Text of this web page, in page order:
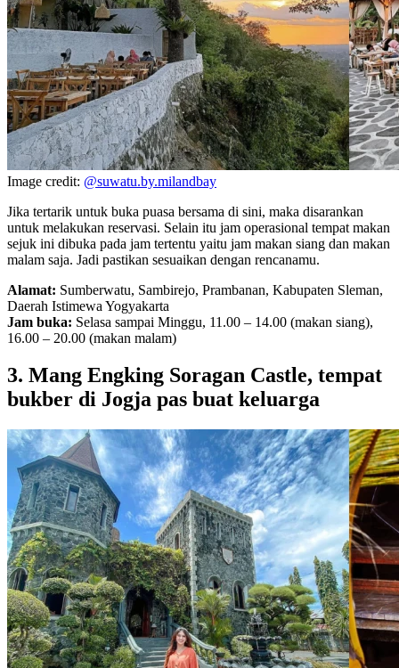
Image credit: @suwatu.by.milandbay
Jika tertarik untuk buka puasa bersama di sini, maka disarankan
untuk melakukan reservasi. Selain itu jam operasional tempat makan
sejuk ini dibuka pada jam tertentu yaitu jam makan siang dan makan
malam saja. Jadi pastikan sesuaikan dengan rencanamu.
Alamat: Sumberwatu, Sambirejo, Prambanan, Kabupaten Sleman,
Daerah Istimewa Yogyakarta
Jam buka: Selasa sampai Minggu, 11.00 – 14.00 (makan siang),
16.00 – 20.00 (makan malam)
3. Mang Engking Soragan Castle, tempat
bukber di Jogja pas buat keluarga